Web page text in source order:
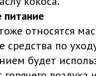
питание
относятся
средства по
будет